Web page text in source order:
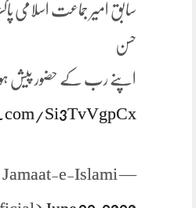
سابق امیر جماعت اسلامی
حسن
اپنے رب کے حضور پیش
Si3TvVgpCx
— Jamaat-e-Islami